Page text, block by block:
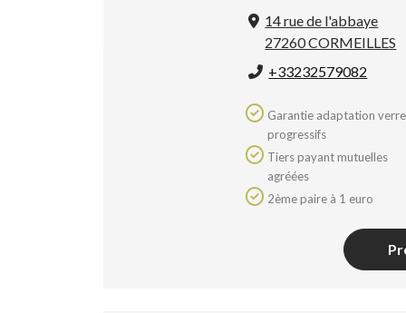
14 rue de l'abbaye
27260 CORMEILLES
+33232579082
progressifs
agréées
2ème paire à 1 euro